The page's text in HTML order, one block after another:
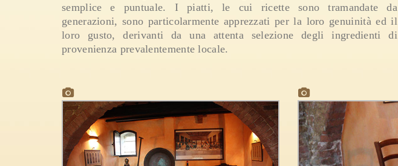
semplice e puntuale. I piatti, le cui ricette sono tramandate da
generazioni, sono particolarmente apprezzati per la loro genuinità ed il
loro gusto, derivanti da una attenta selezione degli ingredienti di
provenienza prevalentemente locale.